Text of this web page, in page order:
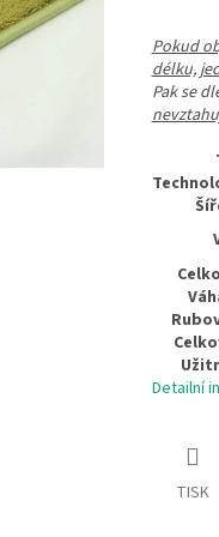
Pokud
délku,
Pak se
Detailní
TISK